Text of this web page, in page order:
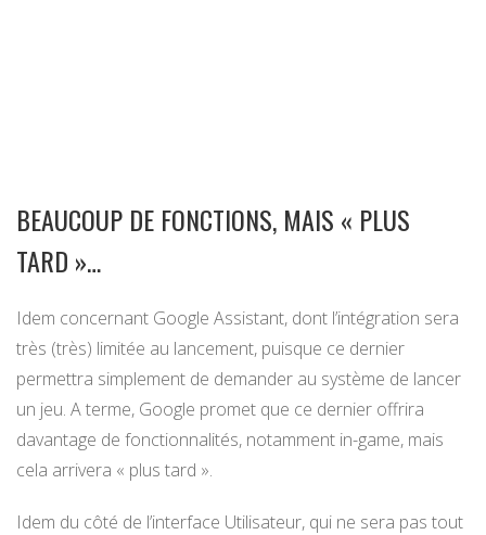
BEAUCOUP DE FONCTIONS, MAIS « PLUS
TARD »…
Idem concernant Google Assistant, dont l’intégration sera
très (très) limitée au lancement, puisque ce dernier
permettra simplement de demander au système de lancer
un jeu. A terme, Google promet que ce dernier offrira
davantage de fonctionnalités, notamment in-game, mais
cela arrivera « plus tard ».
Idem du côté de l’interface Utilisateur, qui ne sera pas tout